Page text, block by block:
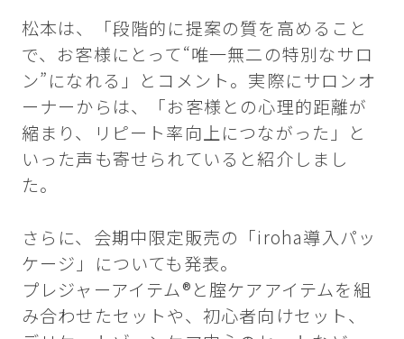
松本は、「段階的に提案の質を高めること
で、お客様にとって“唯一無二の特別なサロ
ン”になれる」とコメント。実際にサロンオ
ーナーからは、「お客様との心理的距離が
縮まり、リピート率向上につながった」と
いった声も寄せられていると紹介しまし
た。
さらに、会期中限定販売の「iroha導入パッ
ケージ」についても発表。
プレジャーアイテム®と腟ケアアイテムを組
み合わせたセットや、初心者向けセット、